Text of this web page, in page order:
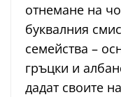
отнемане на
буквалния
семейства –
гръцки и
дадат своите